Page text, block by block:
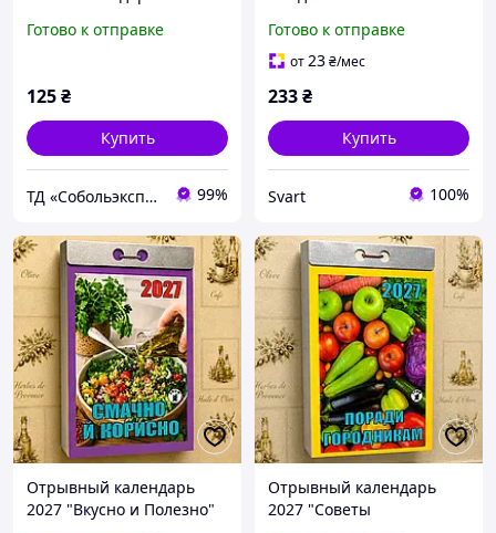
ежедневный, украинский
Готово к отправке
125₴
Купить
ТД «Собольэкспресс» 99%
Николая" 19513 /Svart/ -
stunning-products-for-life-
Готово к отправке
от23₴/мес
233₴
Купить
Svart 100%
Отрывный календарь
2027 "Вкусно и Полезно"
Отрывный календарь
2027 "Советы